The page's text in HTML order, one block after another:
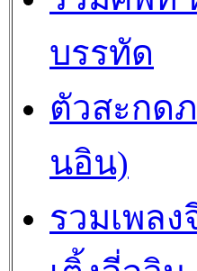
บรรทัด
ตัวสะกด
นอิน)
รวมเพล